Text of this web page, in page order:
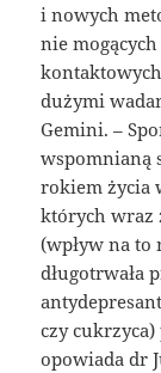
i nowych
nie
dużymi
Gemini. –
wspomnianą
rokiem życia
których wraz
(wpływ na to
długotrwała
czy cukrzyca)
opowiada dr